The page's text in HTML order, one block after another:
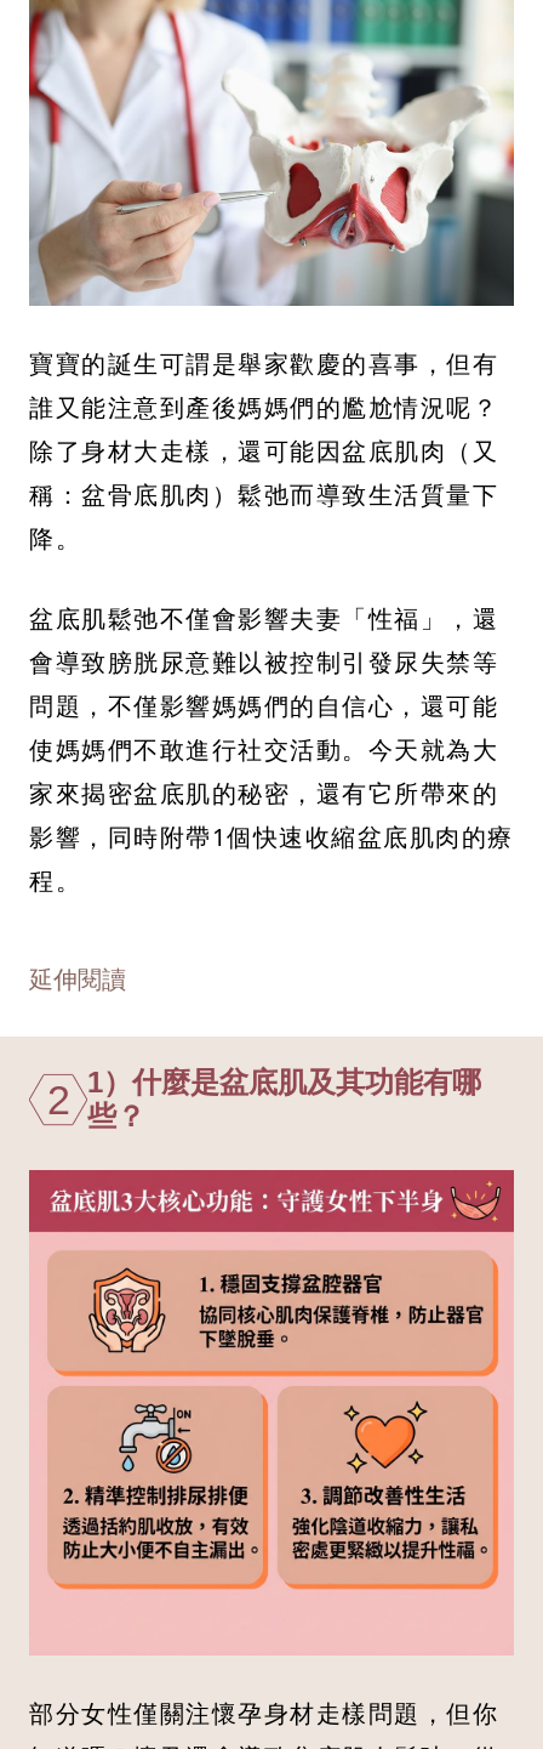
寶寶的誕生可謂是舉家歡慶的喜事，但有
誰又能注意到產後媽媽們的尷尬情況呢？
除了身材大走樣，還可能因盆底肌肉（又
稱：盆骨底肌肉）鬆弛而導致生活質量下
降。
盆底肌鬆弛不僅會影響夫妻「性福」，還
會導致膀胱尿意難以被控制引發尿失禁等
問題，不僅影響媽媽們的自信心，還可能
使媽媽們不敢進行社交活動。今天就為大
家來揭密盆底肌的秘密，還有它所帶來的
影響，同時附帶1個快速收縮盆底肌肉的療
程。
延伸閱讀
2 1）什麼是盆底肌及其功能有哪
些？
部分女性僅關注懷孕身材走樣問題，但你